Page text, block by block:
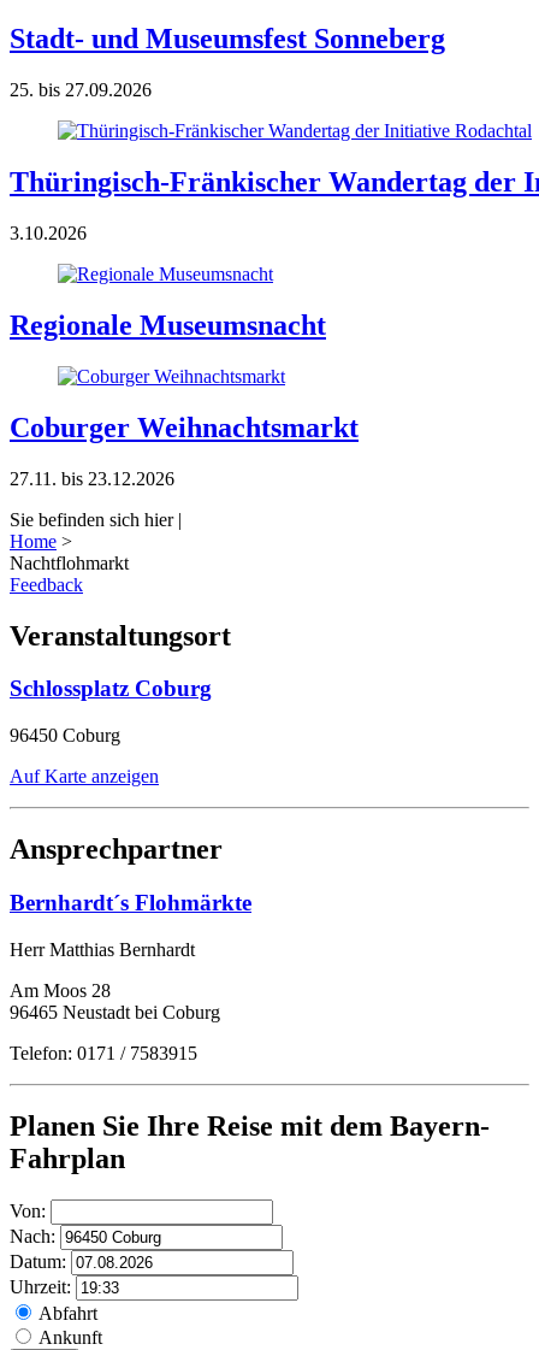
Stadt- und Museumsfest Sonneberg
25. bis 27.09.2026
Thüringisch-Fränkischer Wandertag der
3.10.2026
Regionale Museumsnacht
Coburger Weihnachtsmarkt
27.11. bis 23.12.2026
Sie befinden sich hier |
Home >
Nachtflohmarkt
Feedback
Veranstaltungsort
Schlossplatz Coburg
96450 Coburg
Auf Karte anzeigen
Ansprechpartner
Bernhardt´s Flohmärkte
Herr Matthias Bernhardt
Am Moos 28
96465 Neustadt bei Coburg
Telefon: 0171 / 7583915
Planen Sie Ihre Reise mit dem Bayern-
Fahrplan
Von:
Nach:
Datum:
Uhrzeit:
Abfahrt
Ankunft